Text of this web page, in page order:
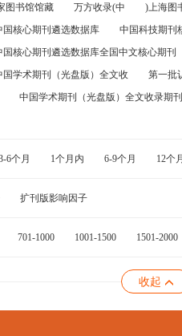
图书馆馆藏
万方收录(中 )上海图
核心期刊遴选数据库
中国科技期刊
核心期刊遴选数据库全国中文核心期刊
学术期刊（光盘版）全文收
第一批
中国学术期刊（光盘版）全文收录期刊
6个月 1个月内 6-9个月 12个月
扩刊版影响因子
701-1000 1001-1500 1501-2000
收起